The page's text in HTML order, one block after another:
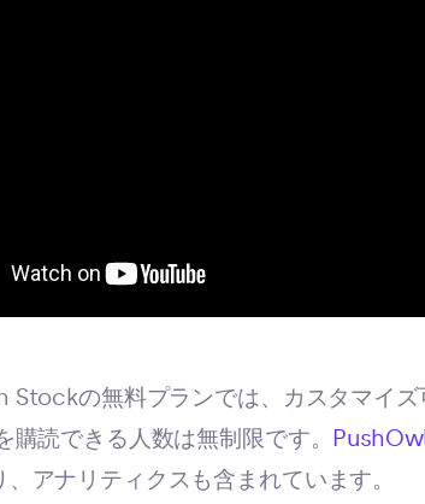
Stockの無料プランでは、カスタマイ
購読できる人数は無制限です。
アナリティクスも含まれています。